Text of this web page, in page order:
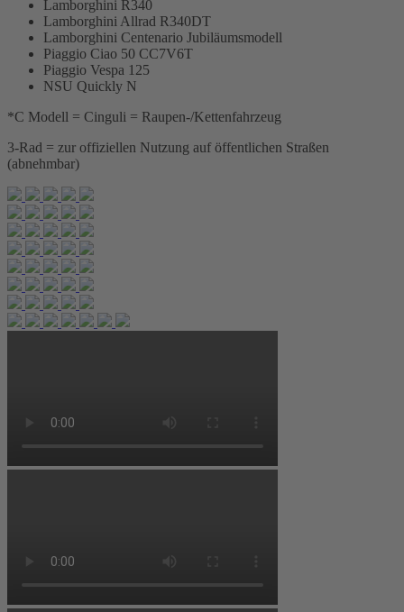
Lamborghini R340
Lamborghini Allrad R340DT
Lamborghini Centenario Jubiläumsmodell
Piaggio Ciao 50 CC7V6T
Piaggio Vespa 125
NSU Quickly N
*C Modell = Cinguli = Raupen-/Kettenfahrzeug
3-Rad = zur offiziellen Nutzung auf öffentlichen Straßen
(abnehmbar)